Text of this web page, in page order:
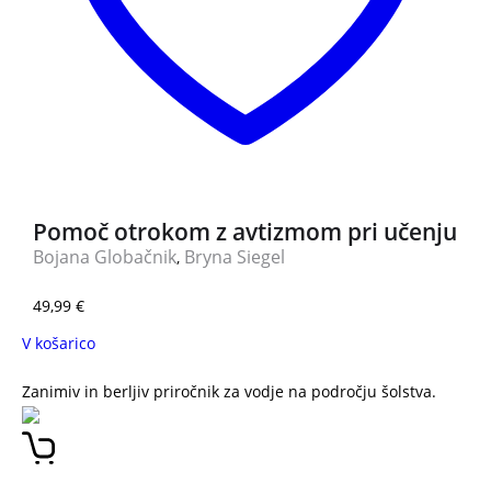
Pomoč otrokom z avtizmom pri učenju
Bojana Globačnik, Bryna Siegel
49,99 €
V košarico
Zanimiv in berljiv priročnik za vodje na področju šolstva.